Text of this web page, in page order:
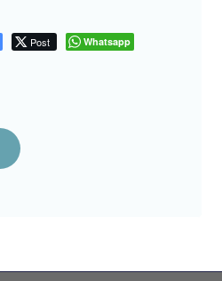
Post Whatsapp